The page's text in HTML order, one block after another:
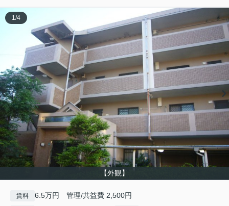
【外観】
1/4
賃料 6.5万円 管理/共益費 2,500円